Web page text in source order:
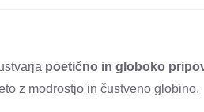
poetično in globoko
z modrostjo in čustveno globino.